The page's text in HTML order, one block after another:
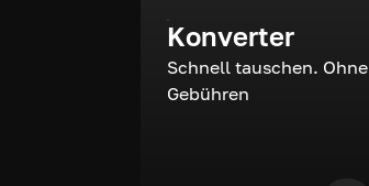
Konverter
Schnell tauschen. Ohne
Gebühren